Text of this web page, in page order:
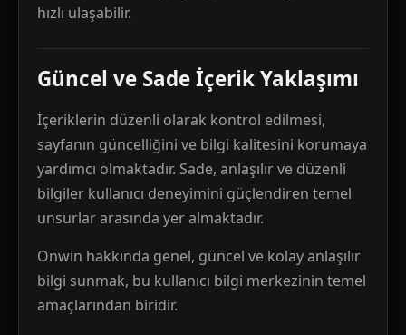
hızlı ulaşabilir.
Güncel ve Sade İçerik Yaklaşımı
İçeriklerin düzenli olarak kontrol edilmesi,
sayfanın güncelliğini ve bilgi kalitesini korumaya
yardımcı olmaktadır. Sade, anlaşılır ve düzenli
bilgiler kullanıcı deneyimini güçlendiren temel
unsurlar arasında yer almaktadır.
Onwin hakkında genel, güncel ve kolay anlaşılır
bilgi sunmak, bu kullanıcı bilgi merkezinin temel
amaçlarından biridir.